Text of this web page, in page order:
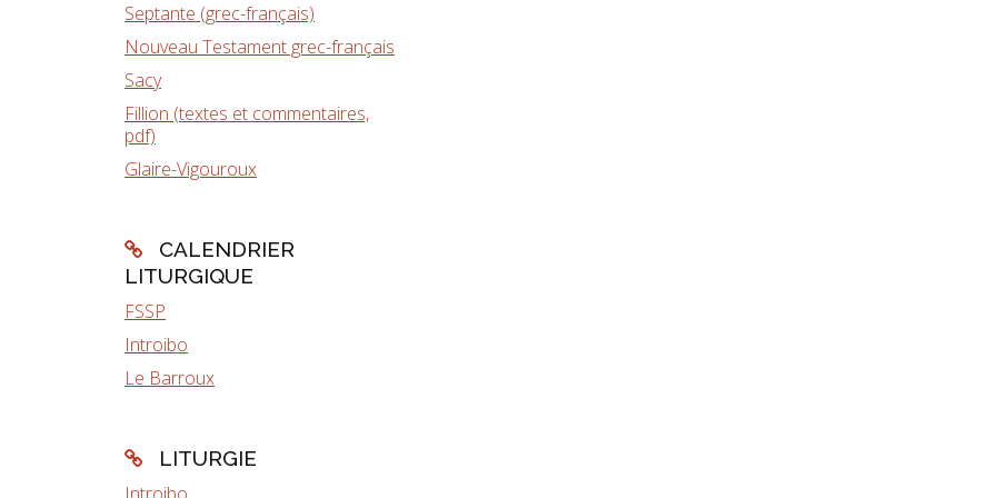
Septante (grec-français)
Nouveau Testament grec-français
Sacy
Fillion (textes et commentaires,
pdf)
Glaire-Vigouroux
CALENDRIER
LITURGIQUE
FSSP
Introibo
Le Barroux
LITURGIE